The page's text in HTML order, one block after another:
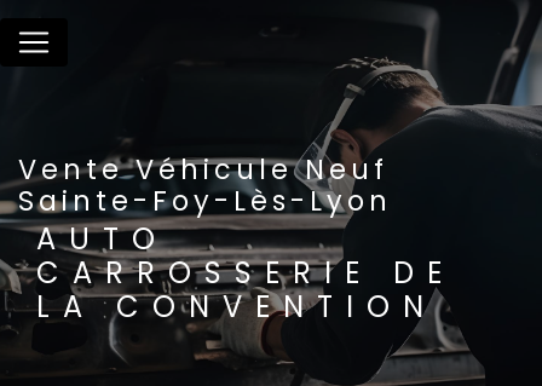
Vente Véhicule Neuf
Sainte-Foy-Lès-Lyon
AUTO
CARROSSERIE DE
LA CONVENTION
Panneau de gestion des cookies